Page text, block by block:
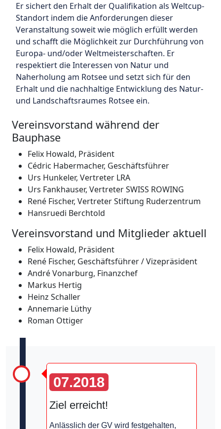
Er sichert den Erhalt der Qualifikation als Weltcup-
Standort indem die Anforderungen dieser
Veranstaltung soweit wie möglich erfüllt werden
und schafft die Möglichkeit zur Durchführung von
Europa- und/oder Weltmeisterschaften. Er
respektiert die Interessen von Natur und
Naherholung am Rotsee und setzt sich für den
Erhalt und die nachhaltige Entwicklung des Natur-
und Landschaftsraumes Rotsee ein.
Vereinsvorstand während der
Bauphase
Felix Howald, Präsident
Cédric Habermacher, Geschäftsführer
Urs Hunkeler, Vertreter LRA
Urs Fankhauser, Vertreter SWISS ROWING
René Fischer, Vertreter Stiftung Ruderzentrum
Hansruedi Berchtold
Vereinsvorstand und Mitglieder aktuell
Felix Howald, Präsident
René Fischer, Geschäftsführer / Vizepräsident
André Vonarburg, Finanzchef
Markus Hertig
Heinz Schaller
Annemarie Lüthy
Roman Ottiger
07.2018
Ziel erreicht!
Anlässlich der GV wird festgehalten,